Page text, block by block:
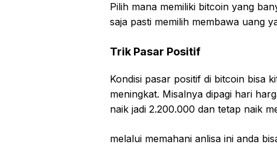
Pilih mana memiliki bitcoin yang
saja pasti memilih membawa uang
Trik Pasar Positif
Kondisi pasar positif di bitcoin bisa
meningkat. Misalnya dipagi hari
naik jadi 2.200.000 dan tetap naik
melalui memahani anlisa ini anda